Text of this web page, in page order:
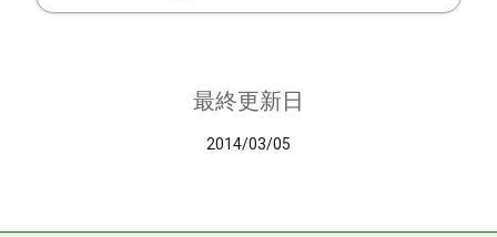
最終更新日
2014/03/05